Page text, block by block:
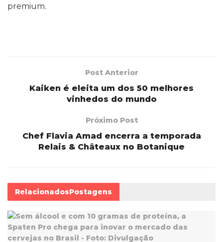
premium.
Post Anterior
Kaiken é eleita um dos 50 melhores
vinhedos do mundo
Próximo Post
Chef Flavia Amad encerra a temporada
Relais & Châteaux no Botanique
RelacionadosPostagens